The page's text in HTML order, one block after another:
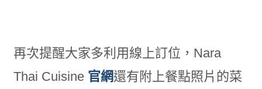
再次提醒大家多利用線上訂位，Nara
Thai Cuisine 官網還有附上餐點照片的菜